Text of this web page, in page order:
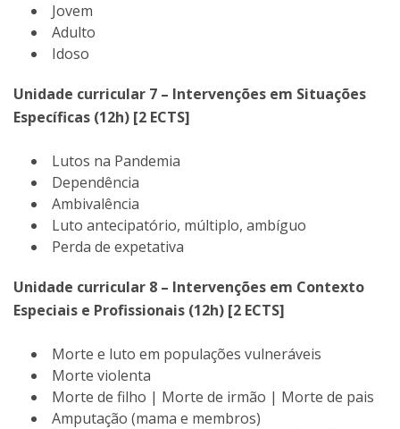
Jovem
Adulto
Idoso
Unidade curricular 7 – Intervenções em Situações
Específicas (12h) [2 ECTS]
Lutos na Pandemia
Dependência
Ambivalência
Luto antecipatório, múltiplo, ambíguo
Perda de expetativa
Unidade curricular 8 – Intervenções em Contexto
Especiais e Profissionais (12h) [2 ECTS]
Morte e luto em populações vulneráveis
Morte violenta
Morte de filho | Morte de irmão | Morte de pais
Amputação (mama e membros)